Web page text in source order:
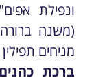
ונפילת
(משנה
מניחים
ברכת